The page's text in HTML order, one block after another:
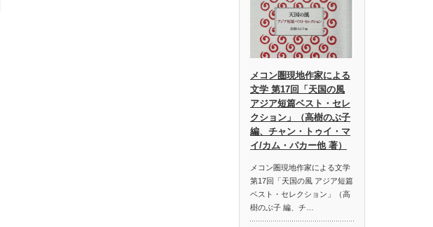
メコン圏現地作家による
文学 第17回「天国の風
アジア短篇ベスト・セレ
クション」（高樹のぶ子
編、チャン・トゥイ・マ
イ/カム・パカー他 著）
メコン圏現地作家による文学
第17回「天国の風 アジア短篇
ベスト・セレクション」（高
樹のぶ子 編、チ…